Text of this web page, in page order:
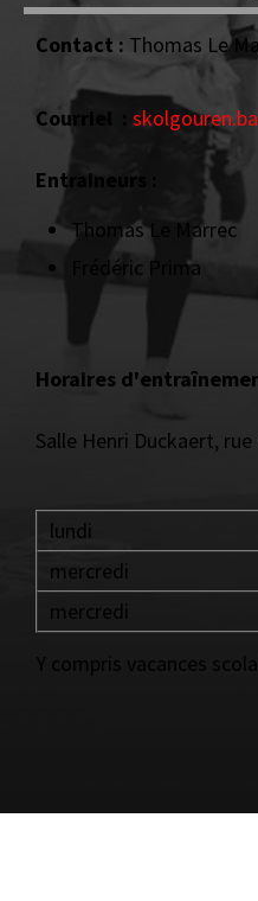
Contact : Thomas Le
Courriel :
Entraineurs :
Thomas Le Marrec
Frédéric Prima
Horaires
Salle Henri Duckaert,
lundi
mercredi
mercredi
Y compris vacances